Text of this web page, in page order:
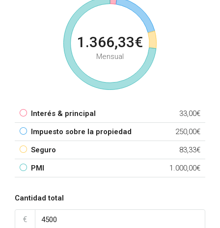
1.366,33€
Mensual
Interés & principal 33,00€
Impuesto sobre la propiedad 250,00€
Seguro 83,33€
PMI 1.000,00€
Cantidad total
€